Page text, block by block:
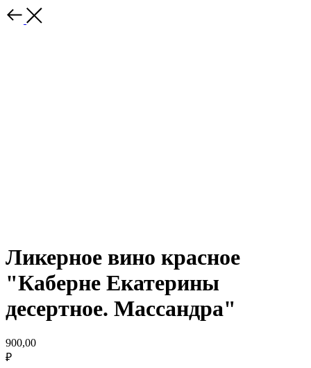
Ликерное вино красное
"Каберне Екатерины
десертное. Массандра"
900,00
₽